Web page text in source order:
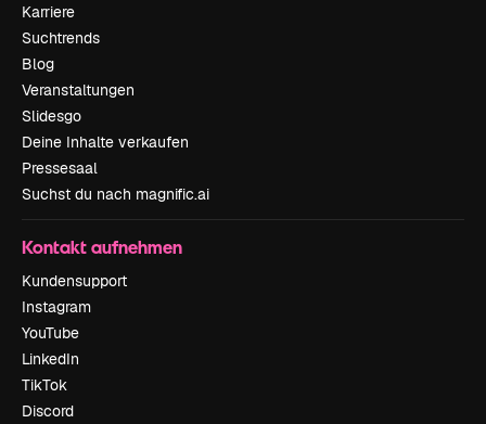
Karriere
Suchtrends
Blog
Veranstaltungen
Slidesgo
Deine Inhalte verkaufen
Pressesaal
Suchst du nach magnific.ai
Kontakt aufnehmen
Kundensupport
Instagram
YouTube
LinkedIn
TikTok
Discord